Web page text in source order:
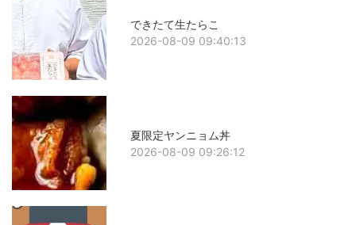
できたて生たらこ
2026-08-09 09:40:13
夏限定ヤンニョム丼
2026-08-09 09:26:12